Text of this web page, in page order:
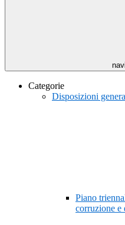
Categorie
Disposizioni
Piano
corruzione e